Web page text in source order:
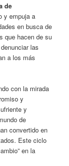
de
y empuja a
en busca de
que hacen de su
las
a los más
con la mirada
y
y
de
convertido en
Este ciclo
en la